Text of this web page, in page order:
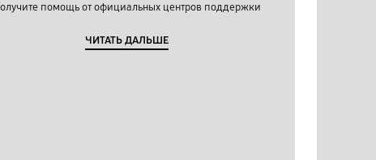
помощь от официальных центров поддержки
ЧИТАТЬ ДАЛЬШЕ